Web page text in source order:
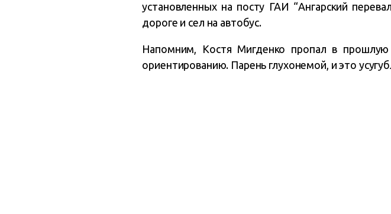
установленных на посту ГАИ “Ангарский
дороге и сел на автобус.
Напомним, Костя Мигденко пропал в
ориентированию. Парень глухонемой, и это